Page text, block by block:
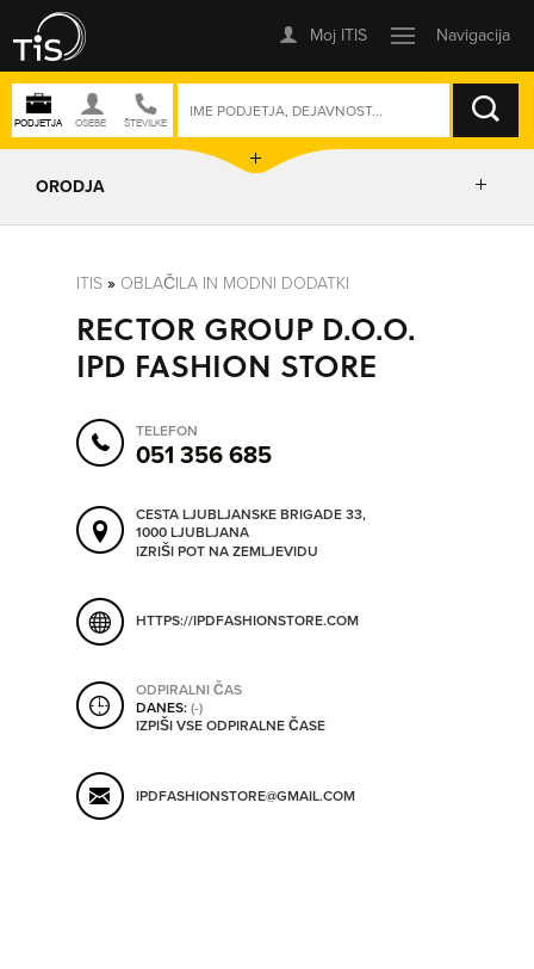
ISKANJE
SO ODPRTA V
ORODJA
POSLOVNE ENOTE
ORODJA
SHRANI V MOJ ITIS
ITIS » OBLAČILA IN MODNI DODATKI
RECTOR GROUP D.O.O.
IPD FASHION STORE
TELEFON
051 356 685
CESTA LJUBLJANSKE BRIGADE 33,
1000 LJUBLJANA
IZRIŠI POT NA ZEMLJEVIDU
HTTPS://IPDFASHIONSTORE.COM
ODPIRALNI ČAS
DANES:(-)
IZPIŠI VSE ODPIRALNE ČASE
IPDFASHIONSTORE@GMAIL.COM